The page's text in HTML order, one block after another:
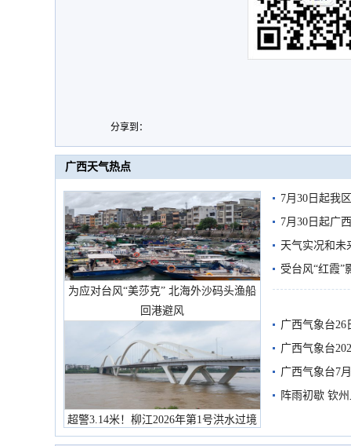
分享到：
广西天气热点
为应对台风“美莎克” 北海外沙码头渔船
回港避风
超警3.14米！柳江2026年第1号洪水过境
市民在堤岸见证汛况
7月30日起我
7月30日起广
天气实况和未
受台风“红霞”
有较强降雨
广西气象台26
广西气象台
预警
广西气象台7
阵雨初歇 钦